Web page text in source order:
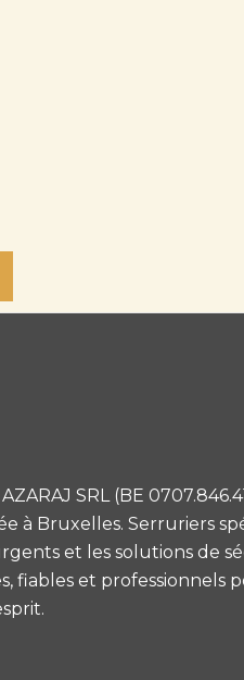
SRL (BE
à Bruxelles. Serruriers
et les solutions de
fiables et professionnels